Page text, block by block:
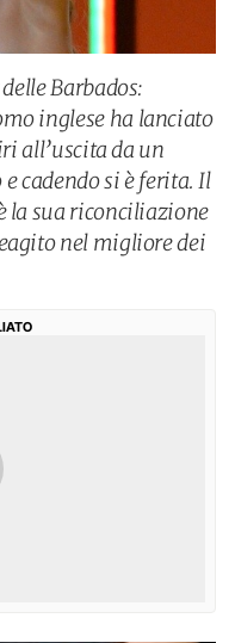
Barbados:
inglese ha lanciato
all’uscita da un
cadendo si è ferita. Il
la sua riconciliazione
nel migliore dei